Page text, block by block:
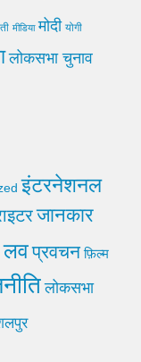
मीडिया मोदी योगी
लोकसभा चुनाव
इंटरनेशनल
जानकार
लवप्रवचन फ़िल्म
लोकसभा